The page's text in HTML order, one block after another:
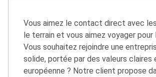
Vous aimez le contact direct avec
le terrain et vous aimez voyager pour
Vous souhaitez rejoindre une
solide, portée par des valeurs claires
européenne ? Notre client propose